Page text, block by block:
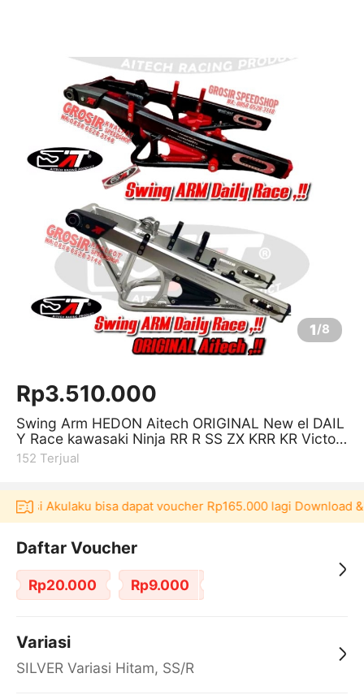
1/8
Rp3.510.000
Swing Arm HEDON Aitech ORIGINAL New el DAIL
Y Race kawasaki Ninja RR R SS ZX KRR KR Victor
Sasis Capit Urang ber Stabiliz
152 Terjual
Akulaku bisa dapat voucher Rp165.000 lagi Download &
Daftar Voucher
Rp20.000 Rp9.000
Variasi
SILVER Variasi Hitam, SS/R